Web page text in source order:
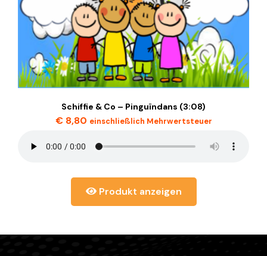
Schiffie & Co – Pinguïndans (3:08)
€8,80 einschließlich Mehrwertsteuer
Produkt anzeigen